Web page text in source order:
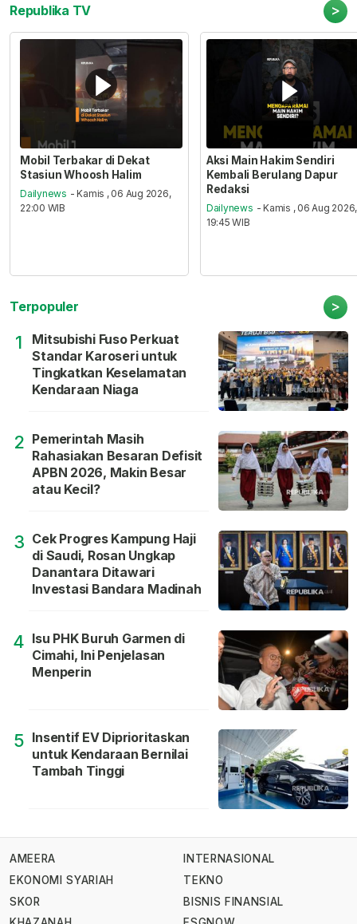
Republika TV >
Mobil Terbakar di Dekat
Stasiun Whoosh Halim
Dailynews - Kamis , 06 Aug 2026,
22:00 WIB
Aksi Main Hakim Sendiri
Kembali Berulang Dapur
Redaksi
Dailynews - Kamis , 06 Aug 2026,
19:45 WIB
Terpopuler >
1
Mitsubishi Fuso Perkuat
Standar Karoseri untuk
Tingkatkan Keselamatan
Kendaraan Niaga
2 Pemerintah Masih
Rahasiakan Besaran Defisit
APBN 2026, Makin Besar
atau Kecil?
3 Cek Progres Kampung Haji
di Saudi, Rosan Ungkap
Danantara Ditawari
Investasi Bandara Madinah
4 Isu PHK Buruh Garmen di
Cimahi, Ini Penjelasan
Menperin
5 Insentif EV Diprioritaskan
untuk Kendaraan Bernilai
Tambah Tinggi
AMEERA
EKONOMI SYARIAH
SKOR
INTERNASIONAL
TEKNO
BISNIS FINANSIAL